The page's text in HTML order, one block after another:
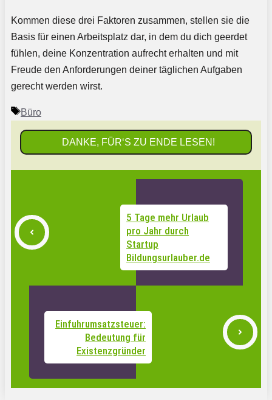
Kommen diese drei Faktoren zusammen, stellen sie die
Basis für einen Arbeitsplatz dar, in dem du dich geerdet
fühlen, deine Konzentration aufrecht erhalten und mit
Freude den Anforderungen deiner täglichen Aufgaben
gerecht werden wirst.
Schlagwörter
Büro
DANKE, FÜR‘S ZU ENDE LESEN!
5 Tage mehr Urlaub
pro Jahr durch
Startup
Bildungsurlauber.de
Einfuhrumsatzsteuer:
Bedeutung für
Existenzgründer